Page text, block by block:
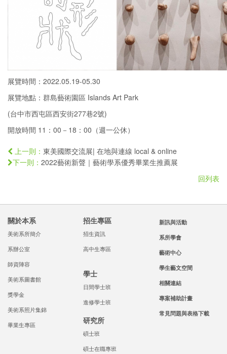
展覽時間：2022.05.19-05.30
展覽地點：群島藝術園區 Islands Art Park
(台中市西屯區西安街277巷2號)
開放時間 11：00－18：00（週一公休）
上一則： 東美國際交流展| 在地與連線 local & online
下一則： 2022藝術新聲｜藝術學系優秀畢業生推薦展
回列表
關於本系
美術系所簡介
系辦公室
師資陣容
美術系圖書館
獎學金
美術系照片集錦
畢業生專區
招生專區
招生資訊
高中生專區
學士
日間學士班
進修學士班
研究所
碩士班
碩士在職專班
新訊與活動
系所學會
藝術中心
學生藝文空間
相關連結
專案補助計畫
常見問題與表格下載